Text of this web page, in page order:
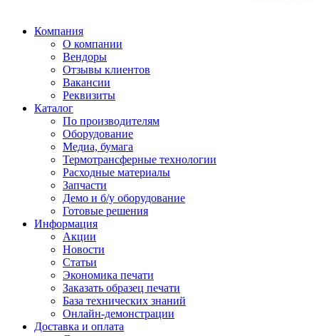
Компания
О компании
Вендоры
Отзывы клиентов
Вакансии
Реквизиты
Каталог
По производителям
Оборудование
Медиа, бумага
Термотрансферные технологии
Расходные материалы
Запчасти
Демо и б/у оборудование
Готовые решения
Информация
Акции
Новости
Статьи
Экономика печати
Заказать образец печати
База технических знаний
Онлайн-демонстрации
Доставка и оплата